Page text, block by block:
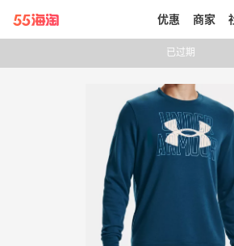
带你去官网买正品
优惠 商家
已过期